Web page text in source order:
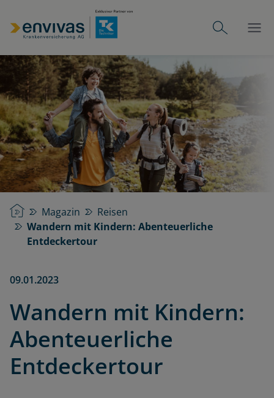
StartseiteMagazin
Reisen
Wandern mit Kindern: Abenteuerliche
Entdeckertour
09.01.2023
Wandern mit Kindern:
Abenteuerliche
Entdeckertour